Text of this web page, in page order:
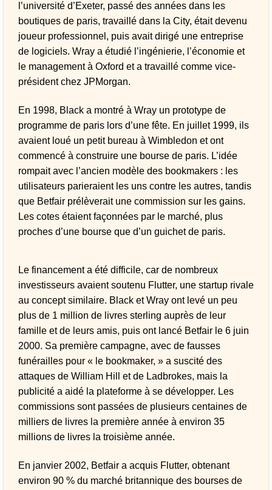
l’université d’Exeter, passé des années dans les
boutiques de paris, travaillé dans la City, était devenu
joueur professionnel, puis avait dirigé une entreprise
de logiciels. Wray a étudié l’ingénierie, l’économie et
le management à Oxford et a travaillé comme vice-
président chez JPMorgan.
En 1998, Black a montré à Wray un prototype de
programme de paris lors d’une fête. En juillet 1999, ils
avaient loué un petit bureau à Wimbledon et ont
commencé à construire une bourse de paris. L’idée
rompait avec l’ancien modèle des bookmakers : les
utilisateurs parieraient les uns contre les autres, tandis
que Betfair prélèverait une commission sur les gains.
Les cotes étaient façonnées par le marché, plus
proches d’une bourse que d’un guichet de paris.
Le financement a été difficile, car de nombreux
investisseurs avaient soutenu Flutter, une startup rivale
au concept similaire. Black et Wray ont levé un peu
plus de 1 million de livres sterling auprès de leur
famille et de leurs amis, puis ont lancé Betfair le 6 juin
2000. Sa première campagne, avec de fausses
funérailles pour « le bookmaker, » a suscité des
attaques de William Hill et de Ladbrokes, mais la
publicité a aidé la plateforme à se développer. Les
commissions sont passées de plusieurs centaines de
milliers de livres la première année à environ 35
millions de livres la troisième année.
En janvier 2002, Betfair a acquis Flutter, obtenant
environ 90 % du marché britannique des bourses de